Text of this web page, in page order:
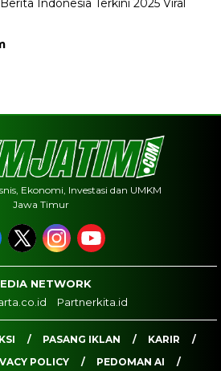
Ekonomi, Investasi dan UMKM
Jawa Timur
NETWORK
Partnerkita.id
PASANG IKLAN
KARIR
POLICY PEDOMAN AI